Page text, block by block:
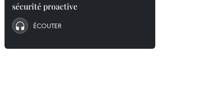
sécurité proactive
ÉCOUTER